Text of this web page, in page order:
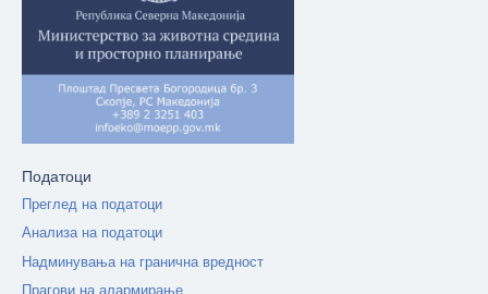
Податоци
Преглед на податоци
Анализа на податоци
Надминувања на гранична вредност
Прагови на алармирање